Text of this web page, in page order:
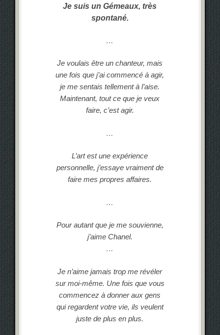
Je suis un Gémeaux, très
spontané.
…
Je voulais être un chanteur, mais
une fois que j’ai commencé à agir,
je me sentais tellement à l’aise.
Maintenant, tout ce que je veux
faire, c’est agir.
…
L’art est une expérience
personnelle, j’essaye vraiment de
faire mes propres affaires.
…
Pour autant que je me souvienne,
j’aime Chanel.
…
Je n’aime jamais trop me révéler
sur moi-même. Une fois que vous
commencez à donner aux gens
qui regardent votre vie, ils veulent
juste de plus en plus.